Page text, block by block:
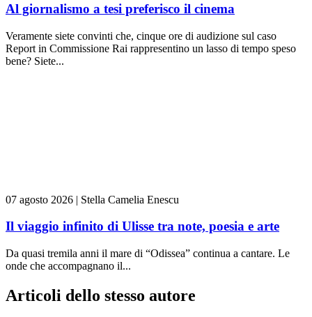
Al giornalismo a tesi preferisco il cinema
Veramente siete convinti che, cinque ore di audizione sul caso
Report in Commissione Rai rappresentino un lasso di tempo speso
bene? Siete...
07 agosto 2026 | Stella Camelia Enescu
Il viaggio infinito di Ulisse tra note, poesia e arte
Da quasi tremila anni il mare di “Odissea” continua a cantare. Le
onde che accompagnano il...
Articoli dello stesso autore